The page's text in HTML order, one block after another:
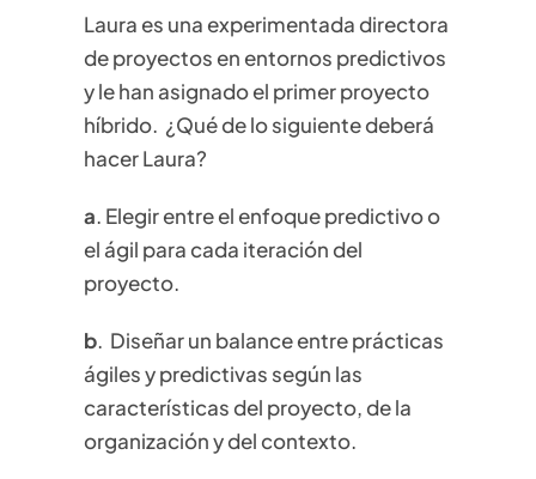
Laura es una experimentada directora
de proyectos en entornos predictivos
y le han asignado el primer proyecto
híbrido. ¿Qué de lo siguiente deberá
hacer Laura?
a. Elegir entre el enfoque predictivo o
el ágil para cada iteración del
proyecto.
b. Diseñar un balance entre prácticas
ágiles y predictivas según las
características del proyecto, de la
organización y del contexto.